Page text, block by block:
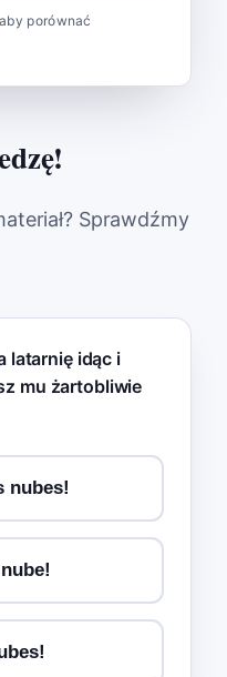
porównać
Sprawdźmy
latarnię idąc i
mu żartobliwie
nubes!